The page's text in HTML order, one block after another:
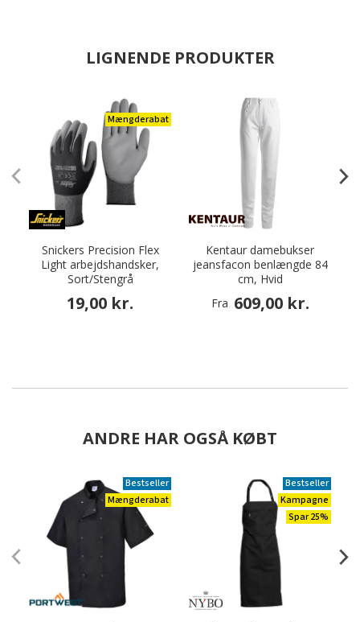
LIGNENDE PRODUKTER
Mængderabat
Snickers Precision Flex
Light arbejdshandsker,
Sort/Stengrå
19,00 kr.
Kentaur damebukser
jeansfacon benlængde 84
cm, Hvid
Fra 609,00 kr.
ANDRE HAR OGSÅ KØBT
Bestseller
Mængderabat
Bestseller
Kampagne
Spar 25%